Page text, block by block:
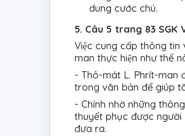
dung cước chú.
5. Câu 5 trang 83
Việc cung cấp thông
man thực hiện như thế
- Thô-mát L. Phrít-man
trong văn bản để giúp
- Chính nhờ những
thuyết phục được
đưa ra.